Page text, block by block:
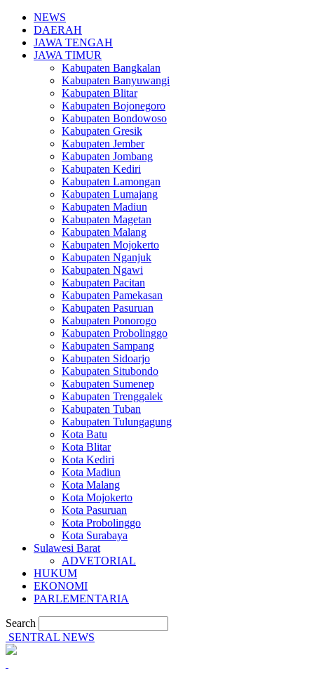
NEWS
DAERAH
JAWA TENGAH
JAWA TIMUR
Kabupaten Bangkalan
Kabupaten Banyuwangi
Kabupaten Blitar
Kabupaten Bojonegoro
Kabupaten Bondowoso
Kabupaten Gresik
Kabupaten Jember
Kabupaten Jombang
Kabupaten Kediri
Kabupaten Lamongan
Kabupaten Lumajang
Kabupaten Madiun
Kabupaten Magetan
Kabupaten Malang
Kabupaten Mojokerto
Kabupaten Nganjuk
Kabupaten Ngawi
Kabupaten Pacitan
Kabupaten Pamekasan
Kabupaten Pasuruan
Kabupaten Ponorogo
Kabupaten Probolinggo
Kabupaten Sampang
Kabupaten Sidoarjo
Kabupaten Situbondo
Kabupaten Sumenep
Kabupaten Trenggalek
Kabupaten Tuban
Kabupaten Tulungagung
Kota Batu
Kota Blitar
Kota Kediri
Kota Madiun
Kota Malang
Kota Mojokerto
Kota Pasuruan
Kota Probolinggo
Kota Surabaya
Sulawesi Barat
ADVETORIAL
HUKUM
EKONOMI
PARLEMENTARIA
Search
SENTRAL NEWS